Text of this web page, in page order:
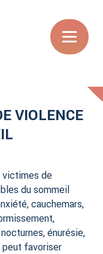
VIOLENCE
victimes de
du sommeil
cauchemars,
énurésie,
peut favoriser